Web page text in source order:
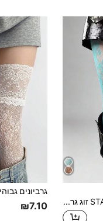
STAR RIVER זוג גרביים רשת תחרה פרחוניים חלולים Y2K פאנק רטרו בצבע אחיד, סגנון מתוק וקול, למסיבות, לרחוב וללבישה יומיומית ₪7.10